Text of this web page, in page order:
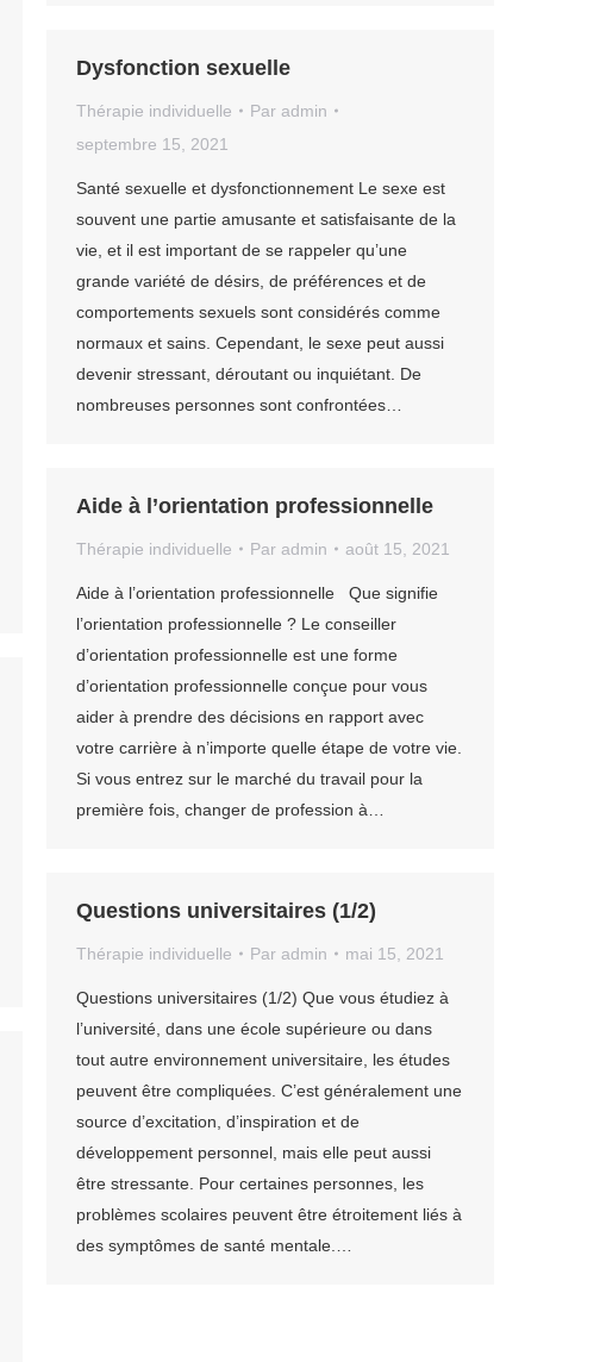
Dysfonction sexuelle
Thérapie individuelle Par admin
septembre 15, 2021
Santé sexuelle et dysfonctionnement Le sexe est
souvent une partie amusante et satisfaisante de la
vie, et il est important de se rappeler qu’une
grande variété de désirs, de préférences et de
comportements sexuels sont considérés comme
normaux et sains. Cependant, le sexe peut aussi
devenir stressant, déroutant ou inquiétant. De
nombreuses personnes sont confrontées…
Aide à l’orientation professionnelle
Thérapie individuelle Par admin août 15, 2021
Aide à l’orientation professionnelle Que signifie
l’orientation professionnelle ? Le conseiller
d’orientation professionnelle est une forme
d’orientation professionnelle conçue pour vous
aider à prendre des décisions en rapport avec
votre carrière à n’importe quelle étape de votre vie.
Si vous entrez sur le marché du travail pour la
première fois, changer de profession à…
Questions universitaires (1/2)
Thérapie individuelle Par admin mai 15, 2021
Questions universitaires (1/2) Que vous étudiez à
l’université, dans une école supérieure ou dans
tout autre environnement universitaire, les études
peuvent être compliquées. C’est généralement une
source d’excitation, d’inspiration et de
développement personnel, mais elle peut aussi
être stressante. Pour certaines personnes, les
problèmes scolaires peuvent être étroitement liés à
des symptômes de santé mentale.…